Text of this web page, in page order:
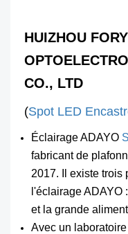
HUIZHOU
CO., LTD
(Spot LED
Éclairage ADAYO
fabricant de
2017. Il existe trois
l'éclairage
et la grande
Avec un